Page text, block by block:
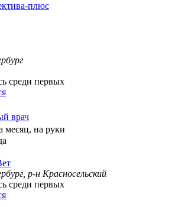
плюс
среди первых
врач
месяц, на руки
р-н Красносельский
среди первых